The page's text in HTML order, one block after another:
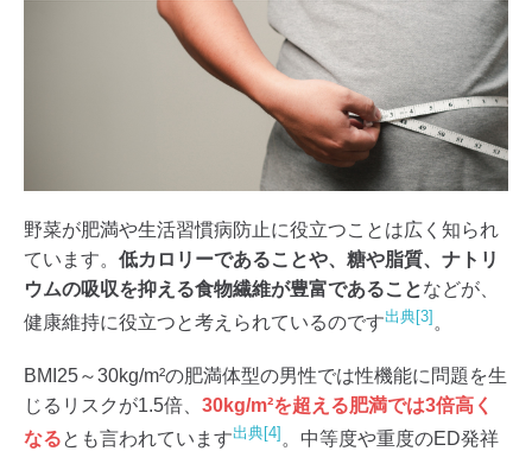
野菜が肥満や生活習慣病防止に役立つことは広く知られ
ています。 低カロリーであることや、糖や脂質、ナトリ
ウムの吸収を抑える食物繊維が豊富であることなどが、
健康維持に役立つと考えられているのです出典[3] 。
BMI25～30kg/m²の肥満体型の男性では性機能に問題を生
じるリスクが1.5倍、 30kg/m²を超える肥満では3倍高く
なるとも言われています出典[4] 。中等度や重度のED発祥